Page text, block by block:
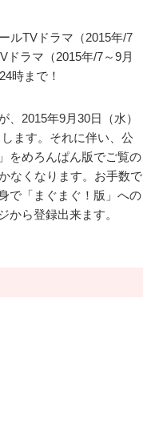
ルTVドラマ（2015年/7
ドラマ（2015年/7～9月
時まで！
、2015年9月30日（水）
ます。それに伴い、公
をめろんぱん版でご覧の
なくなります。お手数で
で「まぐまぐ！版」への
から登録出来ます。